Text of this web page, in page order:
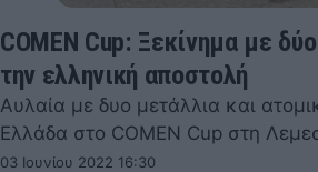
COMEN Cup: Ξεκίνημα με
την ελληνική αποστολή
Αυλαία με δυο μετάλλια και
Ελλάδα στο COMEN Cup στη
03 Ιουνίου 2022 16:30